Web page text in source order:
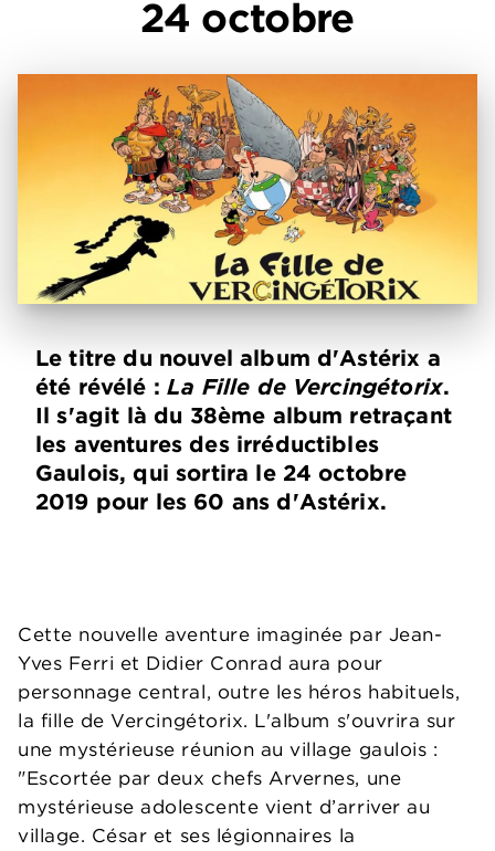
24 octobre
Le titre du nouvel album d'Astérix a
été révélé :La Fille de Vercingétorix.
Il s'agit là du 38ème album retraçant
les aventures des irréductibles
Gaulois, qui sortira le 24 octobre
2019 pour les 60 ans d'Astérix.
Cette nouvelle aventure imaginée par Jean-
Yves Ferri et Didier Conrad aura pour
personnage central, outre les héros habituels,
la fille de Vercingétorix. L'album s'ouvrira sur
une mystérieuse réunion au village gaulois :
"Escortée par deux chefs Arvernes, une
mystérieuse adolescente vient d’arriver au
village. César et ses légionnaires la